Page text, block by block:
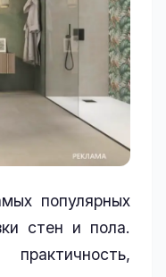
популярных
стен и пола.